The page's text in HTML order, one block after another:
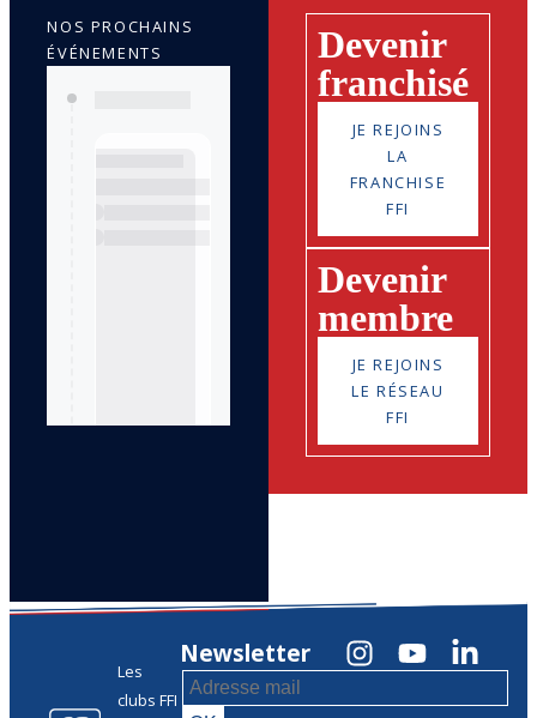
Devenir
franchisé
JE REJOINS
LA
FRANCHISE
FFI
Devenir
membre
JE REJOINS
LE RÉSEAU
FFI
NOS PROCHAINS
ÉVÉNEMENTS
Les
clubs FFI
Newsletter